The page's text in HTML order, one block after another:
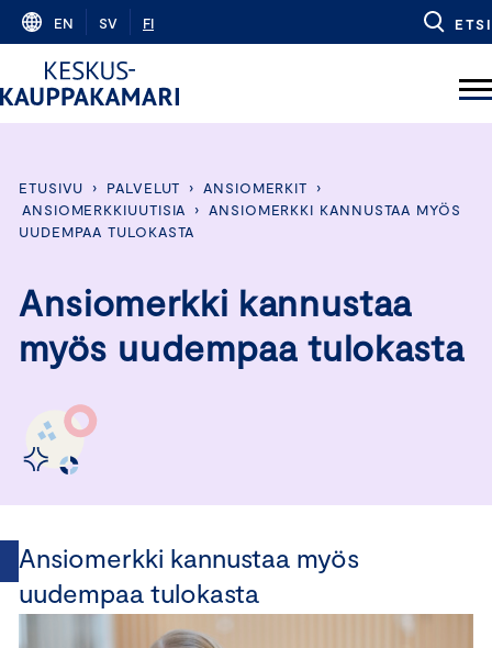
Skip
content
EN SV FI ETSI
ETUSIVU › PALVELUT › ANSIOMERKIT
›
ANSIOMERKKIUUTISIA
› ANSIOMERKKI KANNUSTAA MYÖS
UUDEMPAA TULOKASTA
Ansiomerkki kannustaa
myös uudempaa tulokasta
Ansiomerkki kannustaa myös
uudempaa tulokasta